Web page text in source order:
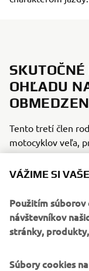
OHĽADU
Tento tretí člen
motocyklov veľa,
možnosť splniť si
dramaticky zmenil
považovali za
Motocykel Ténéré
dokázal dôjsť ďalej
špičkové
VÁŽIME SI
Použitím
návštevníkov
stránky,
Súbory cookies